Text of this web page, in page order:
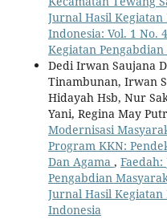
Jurnal Hasil
Indonesia: Vol. 1 No.
Kegiatan
Dedi Irwan Saujana
Tinambunan, Irwan
Hidayah Hsb, Nur
Yani, Regina May
Modernisasi
Program KKN:
Dan Agama ,
Pengabdian
Jurnal Hasil
Indonesia